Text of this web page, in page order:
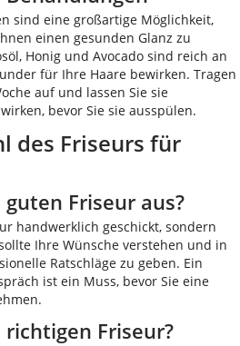
sind eine großartige Möglichkeit,
einen gesunden Glanz zu
Honig und Avocado sind reich an
für Ihre Haare bewirken. Tragen
auf und lassen Sie sie
bevor Sie sie ausspülen.
des Friseurs für
Friseur aus?
handwerklich geschickt, sondern
Ihre Wünsche verstehen und in
Ratschläge zu geben. Ein
ist ein Muss, bevor Sie eine
Friseur?